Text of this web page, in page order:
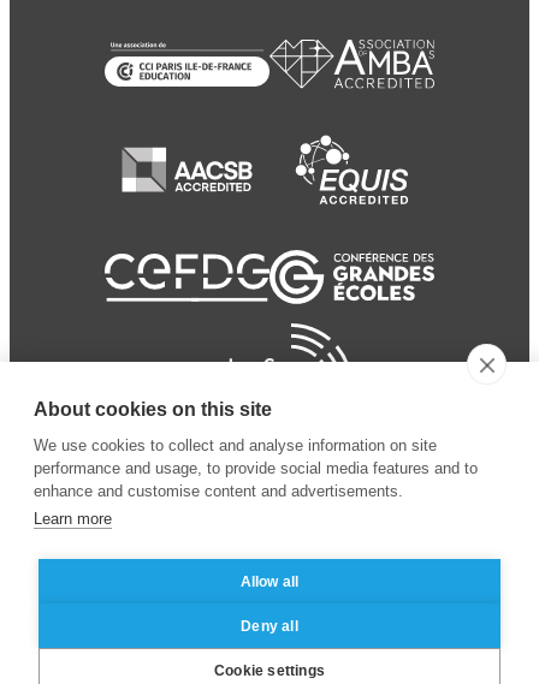
Business School
Mentions légales
des données personnelles
About cookies on this site
We use cookies to collect and analyse information on site
performance and usage, to provide social media features and to
enhance and customise content and advertisements.
Learn more
Allow all
Deny all
Cookie settings